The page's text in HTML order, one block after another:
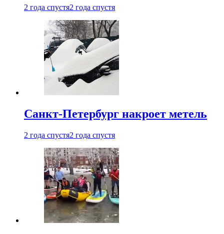
2 года спустя2 года спустя
Санкт-Петербург накроет метель
2 года спустя2 года спустя